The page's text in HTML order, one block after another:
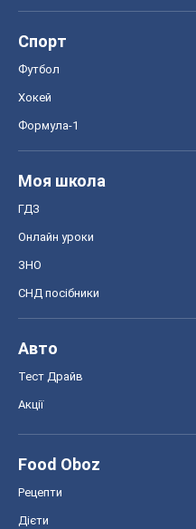
Спорт
Футбол
Хокей
Формула-1
Моя школа
ГДЗ
Онлайн уроки
ЗНО
СНД посібники
Авто
Тест Драйв
Акції
Food Oboz
Рецепти
Дієти